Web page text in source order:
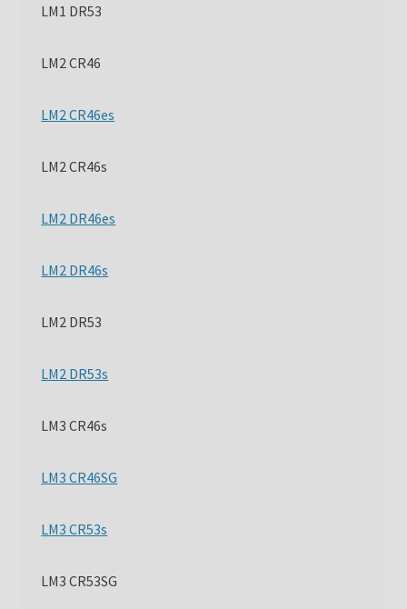
LM1 DR53
LM2 CR46
LM2 CR46es
LM2 CR46s
LM2 DR46es
LM2 DR46s
LM2 DR53
LM2 DR53s
LM3 CR46s
LM3 CR46SG
LM3 CR53s
LM3 CR53SG